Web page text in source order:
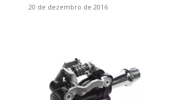
20 de dezembro de 2016